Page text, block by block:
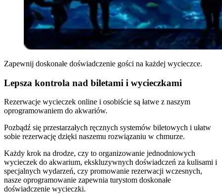
Zapewnij doskonałe doświadczenie gości na każdej wycieczce.
Lepsza kontrola nad biletami i wycieczkami
Rezerwacje wycieczek online i osobiście są łatwe z naszym
oprogramowaniem do akwariów.
Pozbądź się przestarzałych ręcznych systemów biletowych i ułatw
sobie rezerwację dzięki naszemu rozwiązaniu w chmurze.
Każdy krok na drodze, czy to organizowanie jednodniowych
wycieczek do akwarium, ekskluzywnych doświadczeń za kulisami i
specjalnych wydarzeń, czy promowanie rezerwacji wczesnych,
nasze oprogramowanie zapewnia turystom doskonałe
doświadczenie wycieczki.